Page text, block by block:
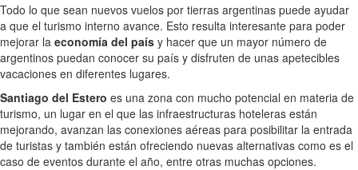
Todo lo que sean nuevos vuelos por tierras argentinas puede ayudar
a que el turismo interno avance. Esto resulta interesante para poder
mejorar la economía del país y hacer que un mayor número de
argentinos puedan conocer su país y disfruten de unas apetecibles
vacaciones en diferentes lugares.
Santiago del Estero es una zona con mucho potencial en materia de
turismo, un lugar en el que las infraestructuras hoteleras están
mejorando, avanzan las conexiones aéreas para posibilitar la entrada
de turistas y también están ofreciendo nuevas alternativas como es el
caso de eventos durante el año, entre otras muchas opciones.